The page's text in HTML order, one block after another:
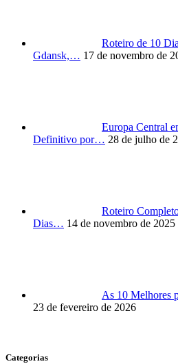
Roteiro de 10
Gdansk,… 17 de novembro de
Europa Central
Definitivo por… 28 de julho de
Roteiro
Dias… 14 de novembro de 2025
As 10 Melhores
23 de fevereiro de 2026
Categorias